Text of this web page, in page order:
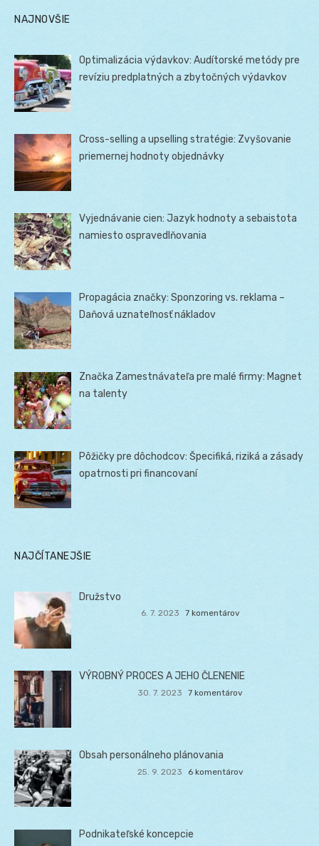
NAJNOVŠIE
Optimalizácia výdavkov: Audítorské metódy pre
revíziu predplatných a zbytočných výdavkov
Cross-selling a upselling stratégie: Zvyšovanie
priemernej hodnoty objednávky
Vyjednávanie cien: Jazyk hodnoty a sebaistota
namiesto ospravedlňovania
Propagácia značky: Sponzoring vs. reklama –
Daňová uznateľnosť nákladov
Značka Zamestnávateľa pre malé firmy: Magnet
na talenty
Pôžičky pre dôchodcov: Špecifiká, riziká a zásady
opatrnosti pri financovaní
NAJČÍTANEJŠIE
Družstvo
6. 7. 2023 7 komentárov
VÝROBNÝ PROCES A JEHO ČLENENIE
30. 7. 2023 7 komentárov
Obsah personálneho plánovania
25. 9. 2023 6 komentárov
Podnikateľské koncepcie